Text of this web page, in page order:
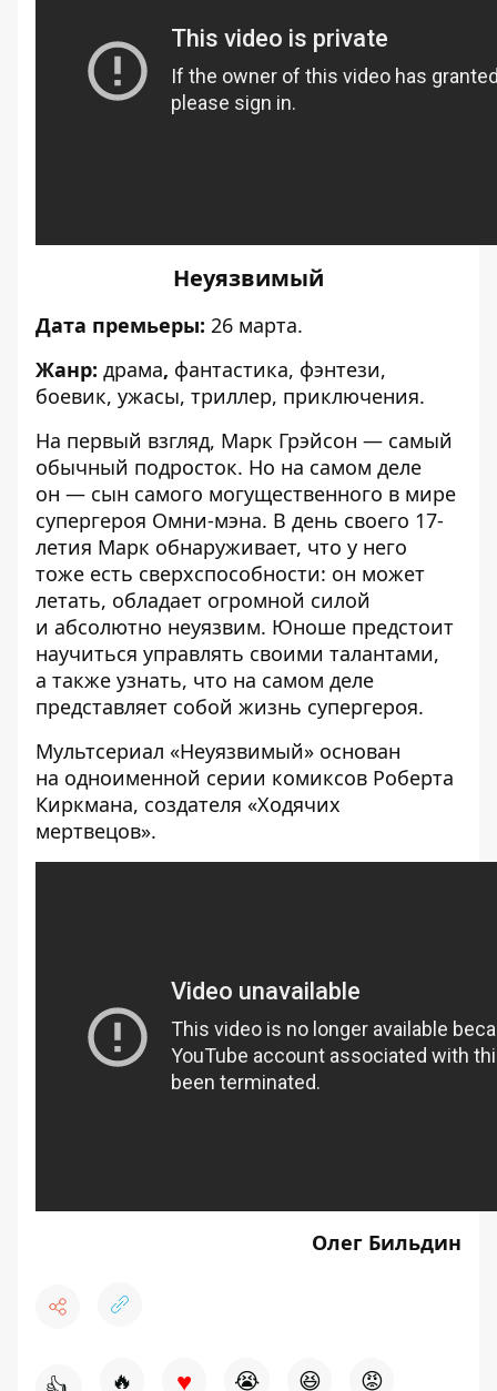
Неуязвимый
Дата премьеры: 26 марта.
Жанр: драма, фантастика, фэнтези,
боевик, ужасы, триллер, приключения.
На первый взгляд, Марк Грэйсон — самый
обычный подросток. Но на самом деле
он — сын самого могущественного в мире
супергероя Омни-мэна. В день своего 17-
летия Марк обнаруживает, что у него
тоже есть сверхспособности: он может
летать, обладает огромной силой
и абсолютно неуязвим. Юноше предстоит
научиться управлять своими талантами,
а также узнать, что на самом деле
представляет собой жизнь супергероя.
Мультсериал «Неуязвимый» основан
на одноименной серии комиксов Роберта
Киркмана, создателя «Ходячих
мертвецов».
Олег Бильдин
🔥 ♥ 😭 😆 😡